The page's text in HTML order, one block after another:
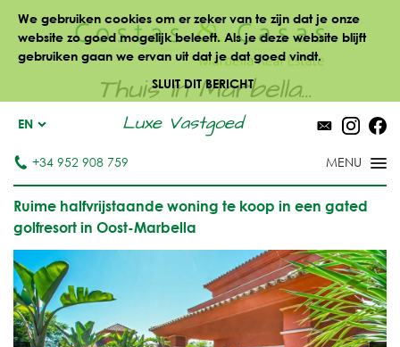
We gebruiken cookies om er zeker van te zijn dat je onze
website zo goed mogelijk beleeft. Als je deze website blijft
gebruiken gaan we ervan uit dat je dat goed vindt.
SLUIT DIT BERICHT
Thuis in Marbella...
Luxe Vastgoed
EN
+34 952 908 759
Ruime halfvrijstaande woning te koop in een gated
golfresort in Oost-Marbella